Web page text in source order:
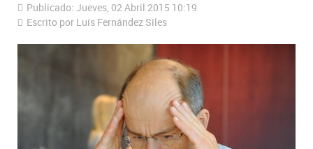
Publicado: Jueves, 02 Abril 2015 10:19
Escrito por Luís Fernández Siles